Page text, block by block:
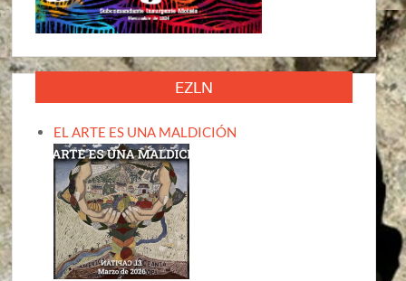
EZLN
EL ARTE ES UNA MALDICIÓN